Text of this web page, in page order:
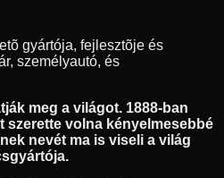
gyártója, fejlesztõje és
személyautó, és
meg a világot. 1888-ban
szerette volna kényelmesebbé
nevét ma is viseli a világ